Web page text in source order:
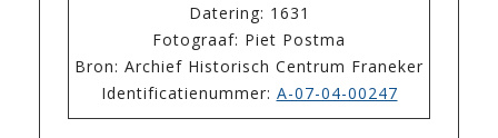
Datering: 1631
Fotograaf: Piet Postma
Bron: Archief Historisch Centrum Franeker
Identificatienummer: A-07-04-00247